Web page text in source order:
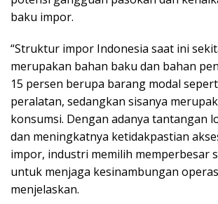
baku impor.
“Struktur impor Indonesia saat ini
merupakan bahan baku dan bahan
15 persen berupa barang modal
peralatan, sedangkan sisanya
konsumsi. Dengan adanya tantangan
dan meningkatnya ketidakpastian
impor, industri memilih memperbesar
untuk menjaga kesinambungan
menjelaskan.